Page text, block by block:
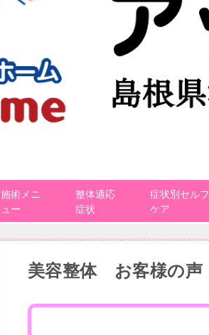
施術メニ
ュー
整体適応
症状
症状別セルフ
ケア
美容整体 お客様の声